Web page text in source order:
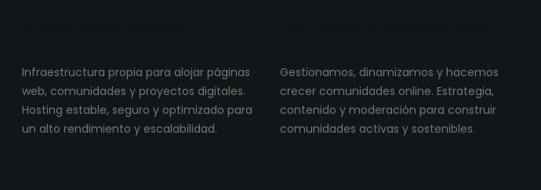
Infraestructura propia para alojar páginas
web, comunidades y proyectos digitales.
Hosting estable, seguro y optimizado para
un alto rendimiento y escalabilidad.
Gestionamos, dinamizamos y hacemos
crecer comunidades online. Estrategia,
contenido y moderación para construir
comunidades activas y sostenibles.